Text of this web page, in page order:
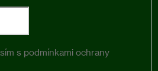
s podmínkami ochrany